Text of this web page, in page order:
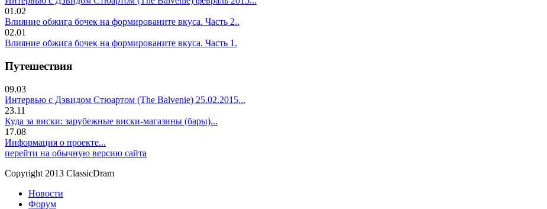
01.02
Влияние обжига бочек на формированите вкуса. Часть 2..
02.01
Влияние обжига бочек на формированите вкуса. Часть 1.
Путешествия
09.03
Интервью с Дэвидом Стюартом (The Balvenie) 25.02.2015...
23.11
Куда за виски: зарубежные виски-магазины (бары)...
17.08
Информация о проекте...
перейти на обычную версию сайта
Copyright 2013 ClassicDram
Новости
Форум